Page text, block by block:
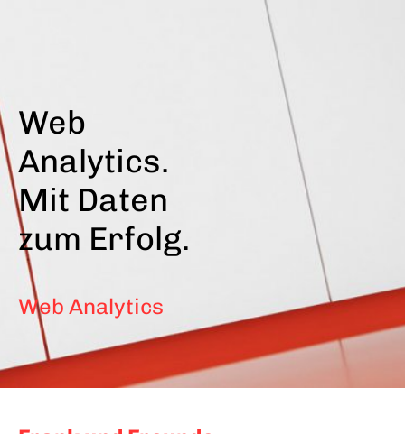
Web Analytics
Web
Analytics.
Mit Daten
zum Erfolg.